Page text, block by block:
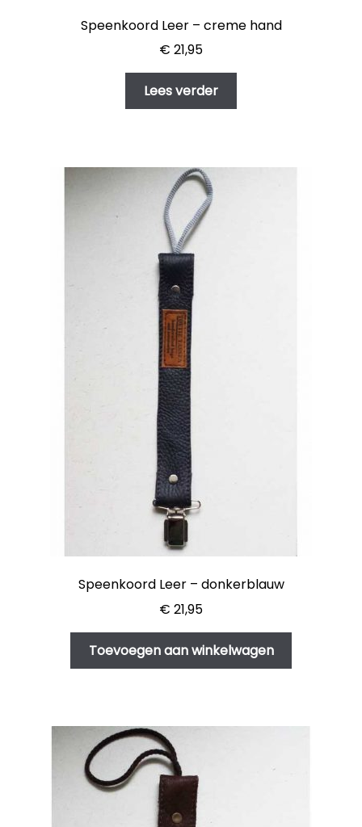
Speenkoord Leer – creme hand
€ 21,95
Lees verder
Speenkoord Leer – donkerblauw
€ 21,95
Toevoegen aan winkelwagen